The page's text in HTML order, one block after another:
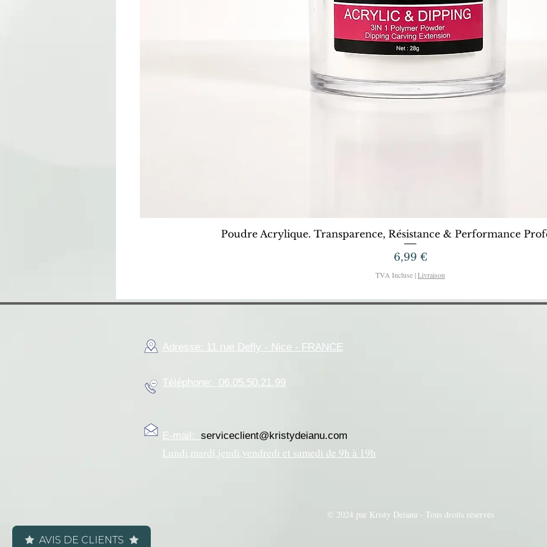
Aperçu rapide
Poudre Acrylique. Transparence, Résistance & Performance
Prix
6,99 €
TVA Incluse |Livraison
Adresse: 11 rue Defly - Nice - FRANCE
Téléphone: 06.05.50.21.99
E-mail: serviceclient@kristydeianu.com
Lundi,mardi,jeudi,vendredi et samedi de 9h à 19h
© 2024 par Kristy Deianu - Tous droits réservés
AVIS DE CLIENTS